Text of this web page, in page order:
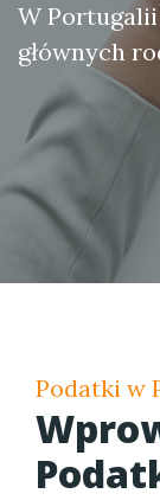
W
głównych
Podatki w